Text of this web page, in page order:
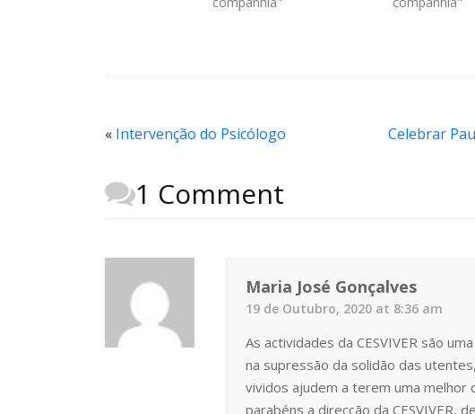
« Intervenção do Psicólogo Celebrar
1 Comment
Maria José Gonçalves
19 de Outubro, 2020 at 8:36 am
As actividades da CESVIVER são
na supressão da solidão das
vividos ajudem a terem uma melhor
parabéns a direcção da CESVIVER,